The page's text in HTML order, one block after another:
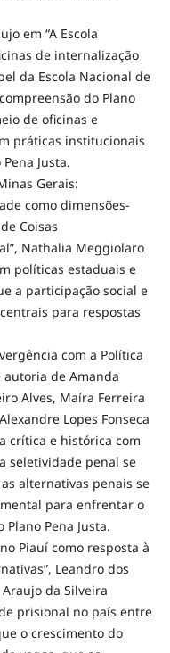
em “A Escola
de internalização
da Escola Nacional de
do Plano
de oficinas e
práticas institucionais
Justa.
Gerais:
como dimensões-
Coisas
Nathalia Meggiolaro
políticas estaduais e
a participação social e
para respostas
com a Política
autoria de Amanda
Alves, Maíra Ferreira
Lopes Fonseca
crítica e histórica com
seletividade penal se
alternativas penais se
para enfrentar o
Pena Justa.
Piauí como resposta à
Leandro dos
da Silveira
prisional no país entre
o crescimento do